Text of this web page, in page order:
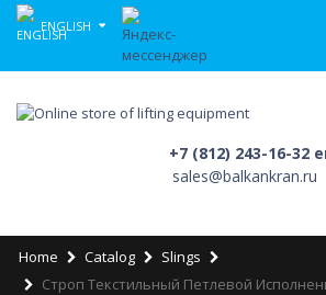
ENGLISH
+7 (812) 243-16-32
sales@balkankran.ru
Home Catalog
Slings
Строп Текстильный Петлевой